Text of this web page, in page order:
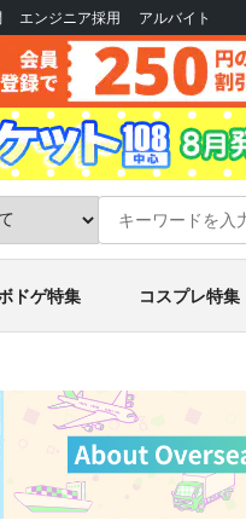
エンジニア採用 アルバイト
ドゲ特集 コスプレ特集